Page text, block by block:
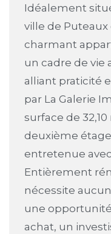
Idéalement
ville de Puteaux
charmant
un cadre de vie
alliant praticité
par La Galerie
surface de
deuxième
entretenue
Entièrement
nécessite
une
achat, un